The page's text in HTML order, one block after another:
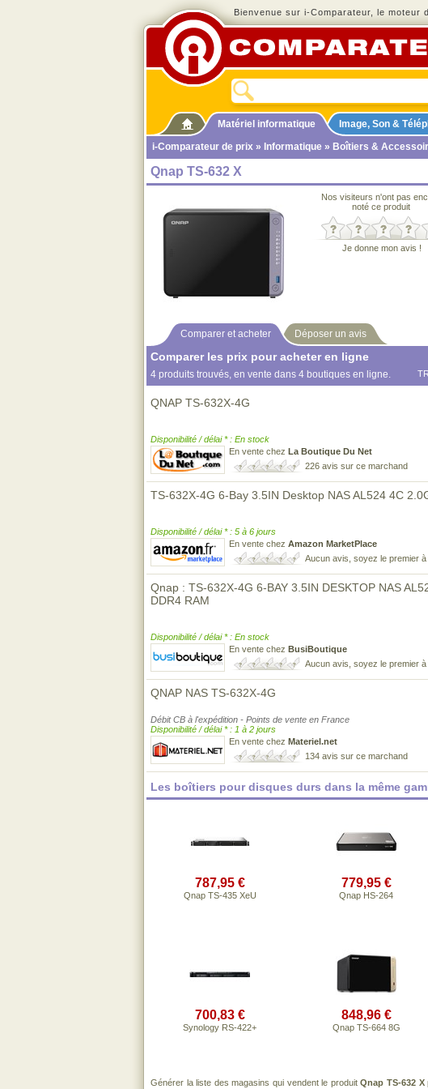
Bienvenue sur i-Comparateur, le moteur
Matériel informatique Image, Son &
i-Comparateur de prix » Informatique » Boîtiers &
Qnap TS-632 X
Nos visiteurs n'ont pas
noté ce produit
Je donne mon avis !
Comparer et acheter Déposer un avis
Comparer les prix pour acheter en ligne
4 produits trouvés, en vente dans 4 boutiques en ligne.
QNAP TS-632X-4G
Disponibilité / délai * : En stock
En vente chez La Boutique Du Net
226 avis sur ce marchand
TS-632X-4G 6-Bay 3.5IN Desktop NAS AL524 4C
Disponibilité / délai * : 5 à 6 jours
En vente chez Amazon MarketPlace
Aucun avis, soyez le premier
Qnap : TS-632X-4G 6-BAY 3.5IN DESKTOP NAS
DDR4 RAM
Disponibilité / délai * : En stock
En vente chez BusiBoutique
Aucun avis, soyez le premier
QNAP NAS TS-632X-4G
Débit CB à l'expédition - Points de vente en France
Disponibilité / délai * : 1 à 2 jours
En vente chez Materiel.net
134 avis sur ce marchand
Les boîtiers pour disques durs dans la même
787,95 €
Qnap TS-435 XeU
779,95 €
Qnap HS-264
700,83 €
Synology RS-422+
848,96 €
Qnap TS-664 8G
Générer la liste des magasins qui vendent le produitQnap TS-632 X